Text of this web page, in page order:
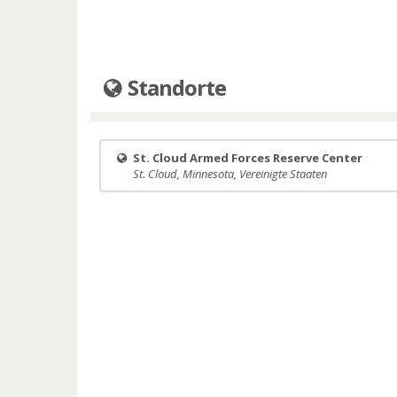
Standorte
St. Cloud Armed Forces Reserve Center
St. Cloud, Minnesota, Vereinigte Staaten